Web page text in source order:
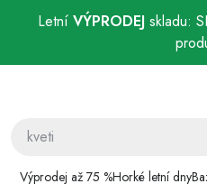
Letní VÝPRODEJskladu:
Výprodej až 75 %Horké letní dny
Bazénová sezóna